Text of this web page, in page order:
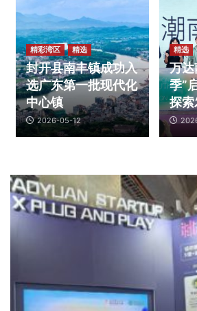
精彩湾区 精选
封开县南丰镇成功入
选广东第一批现代化
中心镇
2026-05-12
精选
万达
季”
探索
宜居圩镇画卷徐徐铺展 恩
做实“百千万工程”